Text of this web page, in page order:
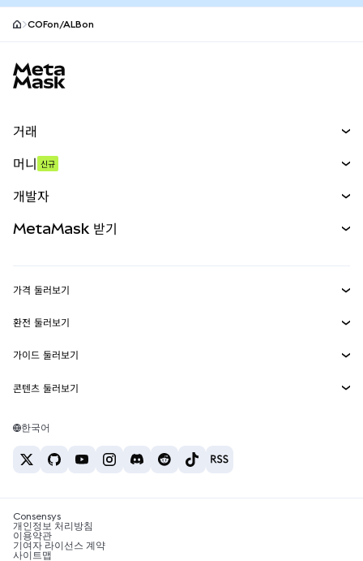
COFon/ALBon
거래
무기한 선물
실물자산
머니 신규
개발자
MetaMask Connect
Snaps
웹3 서비스
MetaMask 받기
보안
고객 지원
채용
가격 둘러보기
이더리움 가격
솔라나 가격
테더 가격
환전 둘러보기
ETH를 USD로 환전
USDT를 INR로 환전
BTC를 INR로 환전
ETH를 USDT로 환전
가이드 둘러보기
ETH 매수
USDT 매수
SHIB 매수
BNB 매수
콘텐츠 둘러보기
솔라나 지갑
암호화폐 세금 뉴스
암호화폐 매수 방법
한국어
Consensys
개인정보 처리방침
이용약관
기여자 라이선스 계약
사이트맵